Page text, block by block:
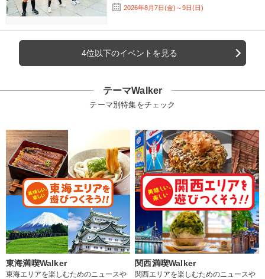
2026年8月7日(金)～9日(日)
4位以下のイベントを見る
テーマWalker
テーマ別特集をチェック
東海満喫Walker
東海エリアを楽しむためのニュースや
関西満喫Walker
関西エリアを楽しむためのニュースや